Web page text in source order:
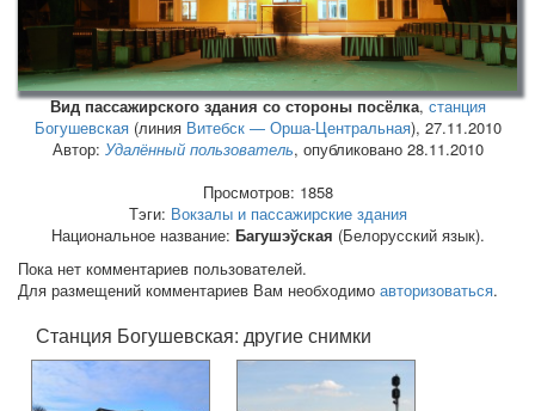
Вид пассажирского здания со стороны посёлка,станция
Богушевская (линия Витебск — Орша-Центральная), 27.11.2010
Автор: Удалённый пользователь, опубликовано 28.11.2010
Просмотров: 1858
Тэги: Вокзалы и пассажирские здания
Национальное название: Багушэўская (Белорусский язык).
Пока нет комментариев пользователей.
Для размещений комментариев Вам необходимо авторизоваться.
Станция Богушевская: другие снимки